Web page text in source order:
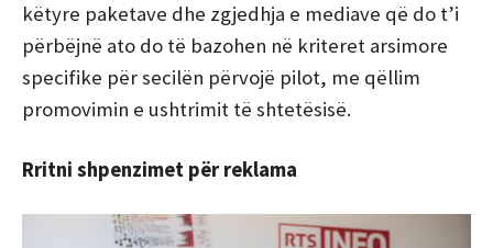
këtyre paketave dhe zgjedhja e mediave që do t’i
përbëjnë ato do të bazohen në kriteret arsimore
specifike për secilën përvojë pilot, me qëllim
promovimin e ushtrimit të shtetësisë.
Rritni shpenzimet për reklama